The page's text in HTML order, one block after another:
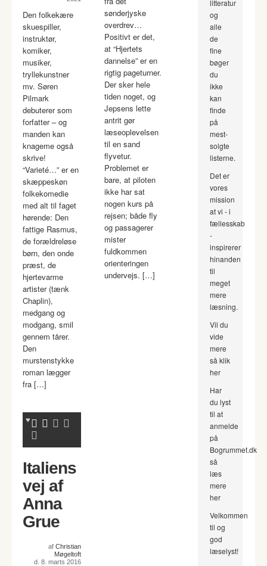
Den folkekære
skuespiller,
instruktør,
komiker,
musiker,
tryllekunstner
mv. Søren
Pilmark
debuterer som
forfatter – og
manden kan
knageme også
skrive!
“Varieté…” er en
skæppeskøn
folkekomedie
med alt til faget
hørende: Den
fattige Rasmus,
de forældreløse
børn, den onde
præst, de
hjertevarme
artister (tænk
Chaplin),
medgang og
modgang, smil
gennem tårer.
Den
murstenstykke
roman lægger
fra […]
sønderjyske
overdrev…
Positivt er det,
at “Hjertets
dannelse” er en
rigtig pageturner.
Der sker hele
tiden noget, og
Jepsens lette
antrit gør
læseoplevelsen
til en sand
flyvetur.
Problemet er
bare, at piloten
ikke har sat
nogen kurs på
rejsen; både fly
og passagerer
mister
fuldkommen
orienteringen
undervejs. […]
Italiens
vej af
Anna
Grue
af Christian
Møgeltoft
d. 8. marts 2016
litteratur
og
alle
de
fine
bøger
du
ikke
kan
finde
på
mest-
solgte
listerne.
Det er
vores
mission
at vi - i
fællesskab
-
inspirerer
hinanden
til
meget
mere
læsning.
Vil du
vide
mere
så klik
her
Har
du lyst
til at
anmelde
på
Bogrummet.dk
så
læs
mere
her
Velkommen
til og
god
læselyst!